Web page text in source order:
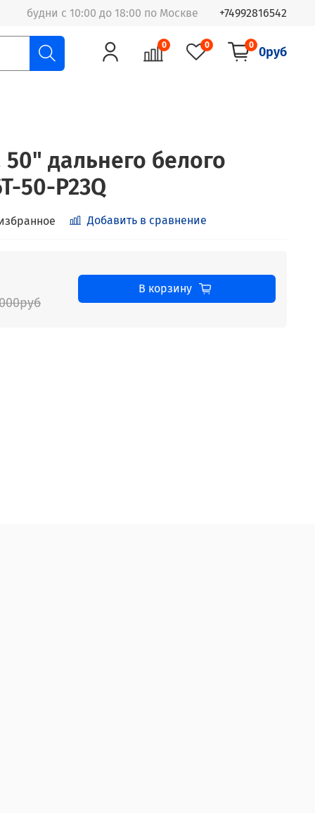
будни с 10:00 до 18:00 по Москве +74992816542
0 0 0 0руб
дальнего белого
50-P23Q
Добавить в сравнение
В корзину